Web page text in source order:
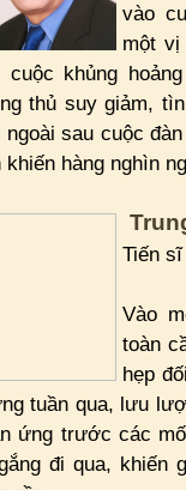
vào
một
cuộc khủng
thủ suy giảm,
ngoài sau cuộc
khiến hàng nghìn
Tiến
Vào
toàn
hẹp
tuần qua, lưu
ứng trước các
đi qua, khiến